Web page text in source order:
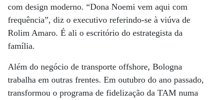
com design moderno. “Dona Noemi vem aqui com
frequência”, diz o executivo referindo-se à viúva de
Rolim Amaro. É ali o escritório do estrategista da
família.
Além do negócio de transporte offshore, Bologna
trabalha em outras frentes. Em outubro do ano passado,
transformou o programa de fidelização da TAM numa